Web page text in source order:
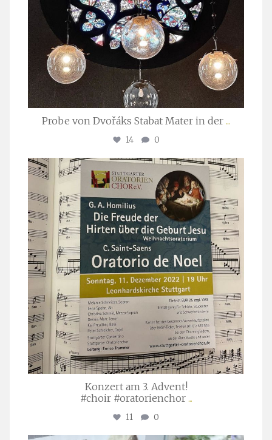
Probe von Dvořáks Stabat Mater in der ...
14 0
stuttgarter_oratorienchor
Nov. 29
Konzert am 3. Advent!
#choir #oratorienchor ...
11 0